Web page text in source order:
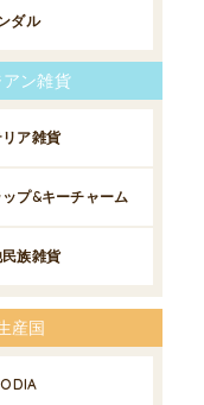
ダル
ン雑貨
ア雑貨
プ&キーチャーム
族雑貨
産国